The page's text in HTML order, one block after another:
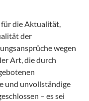
die Aktualität,
der
wegen
Art, die durch
und unvollständige
– es sei